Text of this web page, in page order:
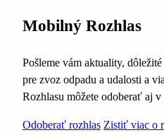
Mobilný Rozhlas
Pošleme vám aktuality, dôležité
pre zvoz odpadu a udalosti a
Rozhlasu môžete odoberať aj v
Odoberať rozhlas Zistiť viac o